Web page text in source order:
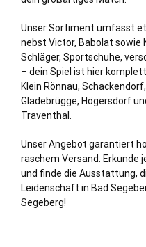
Unser Sortiment umfasst
nebst Victor, Babolat sowie
Schläger, Sportschuhe,
– dein Spiel ist hier
Klein Rönnau, Schackendorf,
Gladebrügge, Högersdorf
Traventhal
Unser Angebot garantiert
raschem Versand. Erkunde
und finde die Ausstattung,
Leidenschaft in Bad
Segeberg!